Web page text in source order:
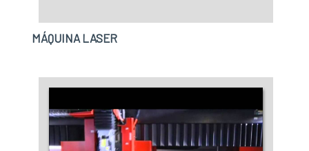
MÁQUINA LASER